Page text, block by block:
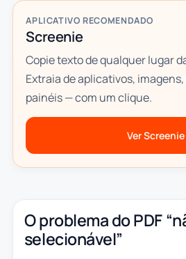
APLICATIVO RECOMENDADO
Screenie
Copie texto de qualquer lugar
Extraia de aplicativos, imagens,
painéis — com um clique.
Ver Screenie
O problema do PDF
selecionável”